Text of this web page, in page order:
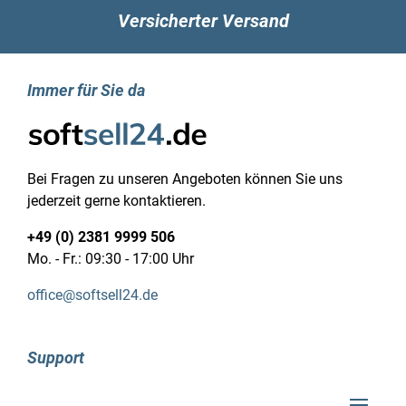
Core-CPU mit 2,2GHz, die leistungsstärker ist als
viele Desktop-Prozessoren. Mit seiner
AX89X den Durchsatz für eine optimale
Datenübertragung und vieles mehr.
ganze Haus. Genau wie Sie es sich vorstellen.
In den meisten Fällen reicht der RT-AX89X aus,
zuverlässigem WLAN zu versorgen. Die WLAN-
Abdeckung kann allerdings durch zahlreiche
Faktoren beeinflusst werden – die
Router-Feature, das diese Probleme behebt: Es
vollständiges WLAN-Netzwerk im ganzen Haus.
Versicherter Versand
Immer für Sie da
Bei Fragen zu unseren Angeboten können Sie uns
jederzeit gerne kontaktieren.
+49 (0) 2381 9999 506
Mo. - Fr.: 09:30 - 17:00 Uhr
office@softsell24.de
Support